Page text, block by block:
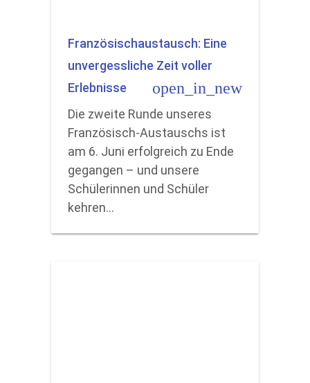
Französischaustausch: Eine
unvergessliche Zeit voller
Erlebnisse
open_in_new
Die zweite Runde unseres
Französisch-Austauschs ist
am 6. Juni erfolgreich zu Ende
gegangen – und unsere
Schülerinnen und Schüler
kehren…